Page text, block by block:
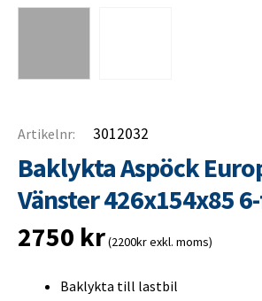
Artikelnr: 3012032
Baklykta Aspöck
Vänster 426x154x85
2750 kr(2200kr exkl. moms)
Baklykta till lastbil